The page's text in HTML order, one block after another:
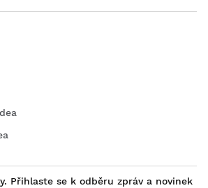
Přihlaste se k odběru zpráv a novinek